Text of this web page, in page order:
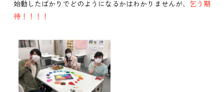
始動したばかりでどのようになるかはわかりませんが、 乞う期
待！！！！